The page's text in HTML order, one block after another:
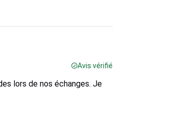
Avis vérifié
lors de nos échanges. Je